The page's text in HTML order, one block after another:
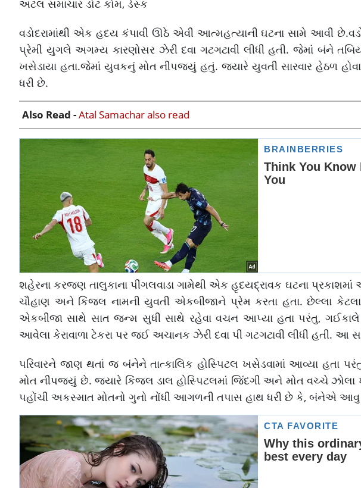
અટલ સમાચાર ડોટ કોમ, ડેસ્ક
વડોદરામાંથી એક હદય કંપાવી ઊઠે એવી આત્મહત્યાની ઘટના સામે આવી
પ્રેમી યુગલે અગમ્ય કારણોસર ઝેરી દવા ગટગટાવી લીધી હતી. જેમાં બંને
ખસેડાયા હતા.જેમાં યુવકનું મોત નીપજ્યું હતું. જ્યારે યુવતી સારવાર હેઠળ
ધરી છે.
Also Read -Atal Samachar also read
શહેરના કરજણ તાલુકાના પીંગલવાડા ગામેથી એક હૃદયદ્રાવક ઘટના
ચૌહાણ અને કિંજલ નામની યુવતી એકબીજાને પ્રેમ કરતા હતા. છેલ્લા
એકબીજા સાથે સાત જન્મ સુધી સાથે રહેવા વચન આપ્યા હતા પરંતુ,
આવેલા કેરાવાળા ટેકરા પર જઈ અચાનક ઝેરી દવા પી ગટગટાવી લીધી હતી. આ
પરિવારને જાણ થતાં જ બંનેને તાત્કાલિક હોસ્પિટલ ખસેડવામાં આવ્યા હતા
મોત નીપજ્યું છે. જ્યારે કિંજલ ડાલ હોસ્પિટલમાં જિંદગી અને મોત વચ્ચે
પહોંચી અકસ્માત મોતનો ગુનો નોંધી આગળની તપાસ હાથ ધરી છે કે, બંનેએ